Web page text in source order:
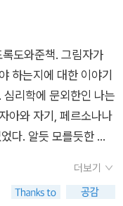
도와준책. 그림자가
하는지에 대한 이야기
리학에 문외한인 나는
아와 자기, 페르소나나
다. 알듯 모를듯한 혼
그 답답함이 싹 사라
렵게 설명되었던건
더보기